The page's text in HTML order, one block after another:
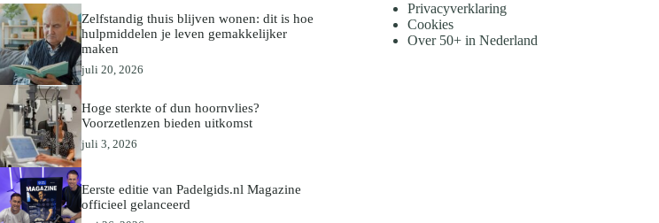
Zelfstandig thuis blijven wonen: dit is hoe
hulpmiddelen je leven gemakkelijker
maken
juli 20, 2026
Hoge sterkte of dun hoornvlies?
Voorzetlenzen bieden uitkomst
juli 3, 2026
Eerste editie van Padelgids.nl Magazine
officieel gelanceerd
Privacyverklaring
Cookies
Over 50+ in Nederland